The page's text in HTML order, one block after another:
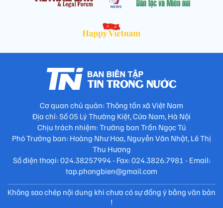
Cơ quan chủ quản: Thông tấn xã Việt Nam
Địa chỉ: Số 05 Lý Thường Kiệt, Cửa Nam, Hà Nội
Chịu trách nhiệm: Trưởng ban Trần Ngọc Tú
Phó Trưởng ban: Hoàng Như Hoa, Nguyễn Văn Nhật, Lê Thị
Thu Hương
Số điện thoại: 024.38257994 - Fax: 024.3826.7981 - Email:
tap.phongbien@gmail.com
Không sao chép nội dung khi chưa có sự đồng ý bằng văn bản
!